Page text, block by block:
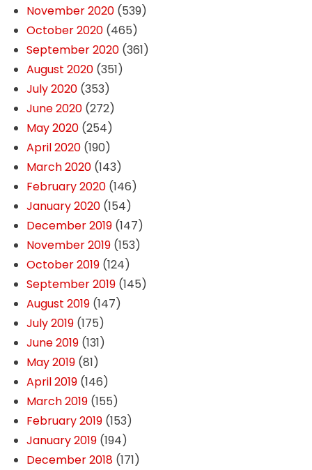
November 2020(539)
October 2020(465)
September 2020(361)
August 2020(351)
July 2020(353)
June 2020(272)
May 2020(254)
April 2020(190)
March 2020(143)
February 2020(146)
January 2020(154)
December 2019(147)
November 2019(153)
October 2019(124)
September 2019(145)
August 2019(147)
July 2019(175)
June 2019(131)
May 2019(81)
April 2019(146)
March 2019(155)
February 2019(153)
January 2019(194)
December 2018(171)